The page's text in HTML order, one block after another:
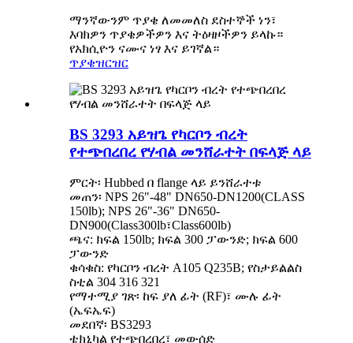
ማንኛውንም ጥያቄ ለመመለስ ደስተኞች ነን፣
እባክዎን ጥያቄዎችዎን እና ትዕዛዞችዎን ይላኩ።
የአክሲዮን ናሙና ነፃ እና ይገኛል።
ጥያቄዝርዝር
BS 3293 አይዝጌ የካርቦን ብረት
የተጭበረበረ የሃብል መንሸራተት በፍላጅ ላይ
ምርት፡ Hubbed በ flange ላይ ይንሸራተቱ
መጠን፡ NPS 26"-48" DN650-DN1200(CLASS
150lb); NPS 26"-36" DN650-
DN900(Class300lb፣Class600lb)
ጫና: ክፍል 150lb; ክፍል 300 ፓውንድ; ክፍል 600
ፓውንድ
ቁሳቁስ: የካርቦን ብረት A105 Q235B; የስታይልልስ
ስቲል 304 316 321
የማተሚያ ገጽ፡ ከፍ ያለ ፊት (RF)፣ ሙሉ ፊት
(ኤፍኤፍ)
መደበኛ፡ BS3293
ቴክኒካል የተጭበረበረ፣ መውሰድ